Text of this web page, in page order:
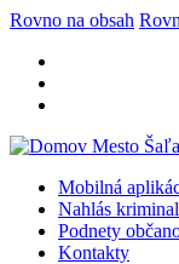
Rovno na obsah
Mobilná
Nahlás
Podnety
Kontakty